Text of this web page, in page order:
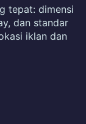
tepat: dimensi
dan standar
iklan dan